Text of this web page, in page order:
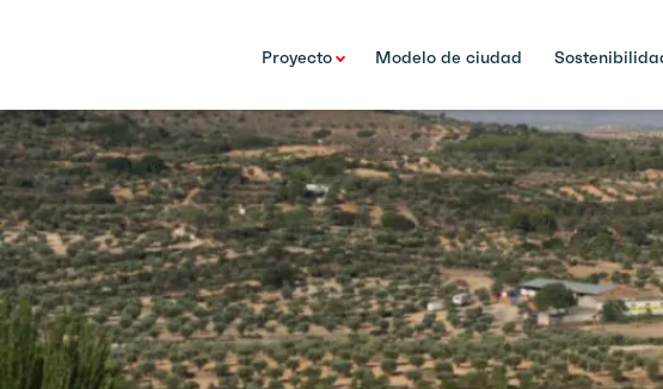
Proyecto Modelo de ciudad